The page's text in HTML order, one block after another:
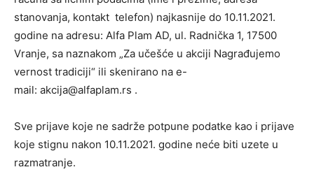
stanovanja, kontakt telefon) najkasnije do 10.11.2021.
godine na adresu: Alfa Plam AD, ul. Radnička 1, 17500
Vranje, sa naznakom „Za učešće u akciji Nagrađujemo
vernost tradiciji“ ili skenirano na e-
mail: akcija@alfaplam.rs .
Sve prijave koje ne sadrže potpune podatke kao i prijave
koje stignu nakon 10.11.2021. godine neće biti uzete u
razmatranje.